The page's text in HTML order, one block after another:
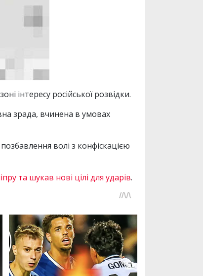
інтересу російської розвідки.
зрада, вчинена в умовах
волі з конфіскацією
та шукав нові цілі для ударів.